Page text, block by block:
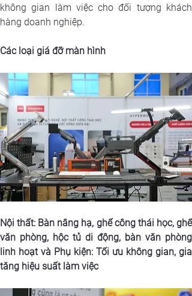
không gian làm việc cho đối tượng khách
hàng doanh nghiệp.
Các loại giá đỡ màn hình
Nội thất: Bàn nâng hạ, ghế công thái học, ghế
văn phòng, hộc tủ di động, bàn văn phòng
linh hoạt và Phụ kiện: Tối ưu không gian, gia
tăng hiệu suất làm việc